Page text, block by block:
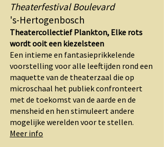
Theaterfestival Boulevard
's-Hertogenbosch
Theatercollectief Plankton, Elke rots
wordt ooit een kiezelsteen
Een intieme en fantasieprikkelende
voorstelling voor alle leeftijden rond een
maquette van de theaterzaal die op
microschaal het publiek confronteert
met de toekomst van de aarde en de
mensheid en hen stimuleert andere
mogelijke werelden voor te stellen.
Meer info